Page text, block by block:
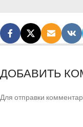
ДОБАВИТЬ
Для отправки